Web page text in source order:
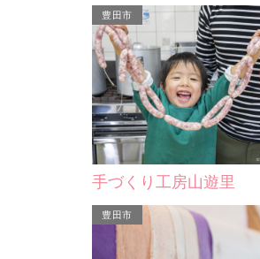
純情きらりの手形（松
岡崎市が舞台となったNHK朝
レビ小説「純情きらり」の撮
で行われたことを記念し…
岡崎市
豊田市
手づくり工房山遊里
豊田市